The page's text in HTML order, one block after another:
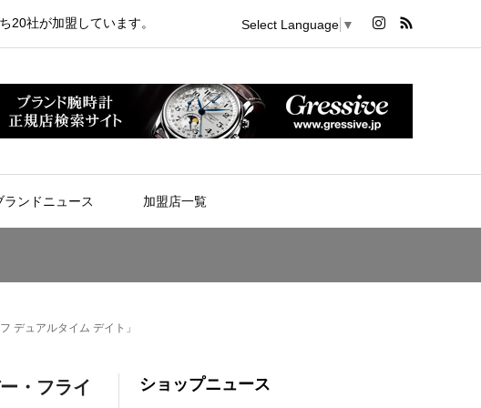
20社が加盟しています。 Select Language ▼
ランドニュース 加盟店一覧
デュアルタイム デイト」
・フライ
ショップニュース